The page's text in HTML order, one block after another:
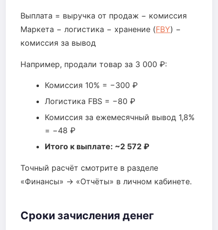
Выплата = выручка от продаж − комиссия
Маркета − логистика − хранение (FBY) −
комиссия за вывод
Например, продали товар за 3 000 ₽:
Комиссия 10% = −300 ₽
Логистика FBS = −80 ₽
Комиссия за ежемесячный вывод 1,8%
= −48 ₽
Итого к выплате: ~2 572 ₽
Точный расчёт смотрите в разделе
«Финансы» → «Отчёты» в личном кабинете.
Сроки зачисления денег